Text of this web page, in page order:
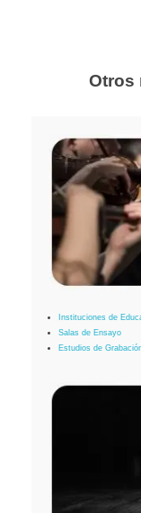
Otros
Instituciones de
Salas de Ensayo
Estudios de